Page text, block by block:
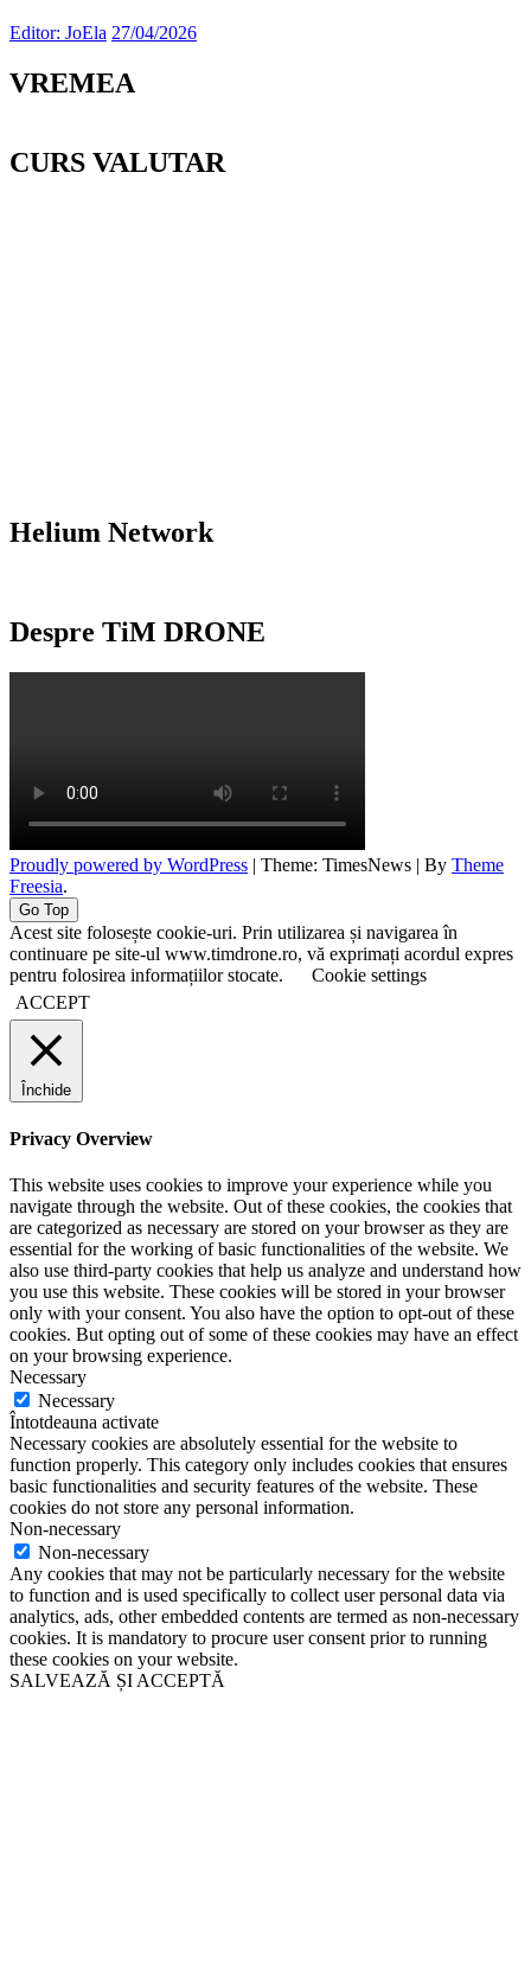
Editor: JoEla 27/04/2026
VREMEA
CURS VALUTAR
Helium Network
Despre TiM DRONE
Proudly powered by WordPress | Theme: TimesNews | By Theme
Freesia.
Go Top
Acest site folosește cookie-uri. Prin utilizarea și navigarea în
continuare pe site-ul www.timdrone.ro, vă exprimați acordul expres
pentru folosirea informațiilor stocate.
Cookie settings
ACCEPT
Închide
Privacy Overview
This website uses cookies to improve your experience while you
navigate through the website. Out of these cookies, the cookies that
are categorized as necessary are stored on your browser as they are
essential for the working of basic functionalities of the website. We
also use third-party cookies that help us analyze and understand how
you use this website. These cookies will be stored in your browser
only with your consent. You also have the option to opt-out of these
cookies. But opting out of some of these cookies may have an effect
on your browsing experience.
Necessary
Necessary
Întotdeauna activate
Necessary cookies are absolutely essential for the website to
function properly. This category only includes cookies that ensures
basic functionalities and security features of the website. These
cookies do not store any personal information.
Non-necessary
Non-necessary
Any cookies that may not be particularly necessary for the website
to function and is used specifically to collect user personal data via
analytics, ads, other embedded contents are termed as non-necessary
cookies. It is mandatory to procure user consent prior to running
these cookies on your website.
SALVEAZĂ ȘI ACCEPTĂ